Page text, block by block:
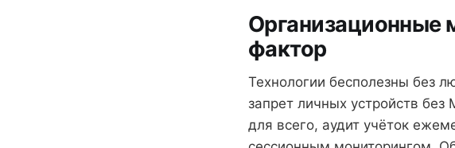
Организационные
фактор
Технологии бесполезны без
запрет личных устройств
для всего, аудит учёток